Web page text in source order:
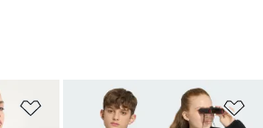
Dodaj do listy życzeń